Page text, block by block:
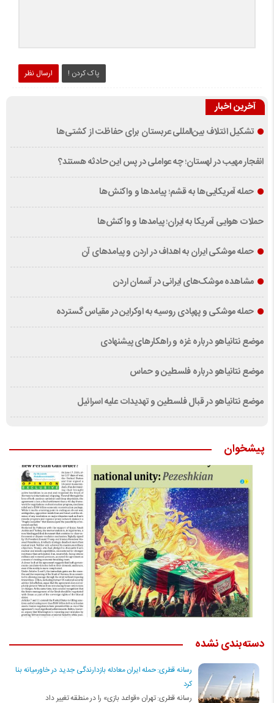
ارسال نظر پاک کردن !
آخرین اخبار
تشکیل ائتلاف بین‌المللی عربستان برای حفاظت از کشتی‌ها
انفجار مهیب در لهستان؛ چه عواملی در پس این حادثه هستند؟
حمله آمریکایی‌ها به قشم؛ پیامدها و واکنش‌ها
حملات هوایی آمریکا به ایران؛ پیامدها و واکنش‌ها
حمله موشکی ایران به اهداف در اردن و پیامدهای آن
مشاهده موشک‌های ایرانی در آسمان اردن
حمله موشکی و پهپادی روسیه به اوکراین در مقیاس گسترده
موضع نتانیاهو درباره غزه و راهکارهای پیشنهادی
موضع نتانیاهو درباره فلسطین و حماس
موضع نتانیاهو در قبال فلسطین و تهدیدات علیه اسرائیل
پیشخوان
دسته‌بندی نشده
رسانه قطری: حمله ایران معادله بازدارندگی جدید در خاورمیانه بنا
کرد
رسانه قطری: تهران «قواعد بازی» را در منطقه تغییر داد